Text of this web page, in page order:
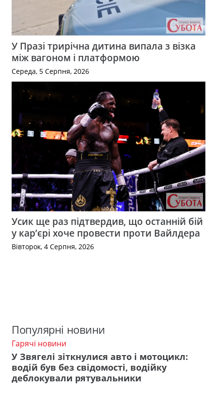
У Празі трирічна дитина випала з візка
між вагоном і платформою
Середа, 5 Серпня, 2026
Усик ще раз підтвердив, що останній бій
у кар’єрі хоче провести проти Вайлдера
Вівторок, 4 Серпня, 2026
Популярні новини
Гарячі новини
У Звягелі зіткнулися авто і мотоцикл:
водій був без свідомості, водійку
деблокували рятувальники